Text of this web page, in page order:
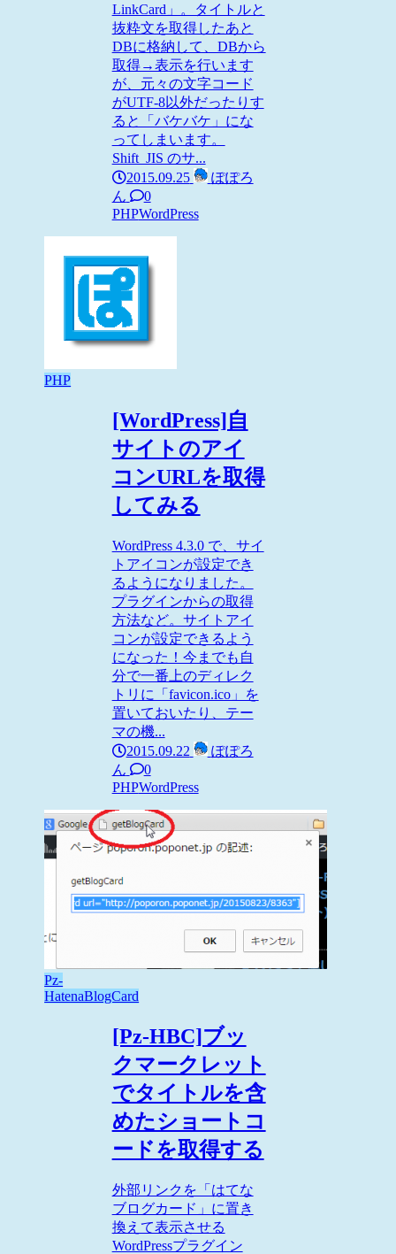
LinkCard」。タイトルと
抜粋文を取得したあと
DBに格納して、DBから
取得→表示を行います
が、元々の文字コード
がUTF-8以外だったりす
ると「バケバケ」にな
ってしまいます。
Shift_JIS のサ...
2015.09.25
ぽぽろ
ん
0
PHPWordPress
PHP
[WordPress]自
サイトのアイ
コンURLを取得
してみる
WordPress 4.3.0 で、サイ
トアイコンが設定でき
るようになりました。
プラグインからの取得
方法など。サイトアイ
コンが設定できるよう
になった！今までも自
分で一番上のディレク
トリに「favicon.ico」を
置いておいたり、テー
マの機...
2015.09.22
ぽぽろ
ん
0
PHPWordPress
Pz-
HatenaBlogCard
[Pz-HBC]ブッ
クマークレット
でタイトルを含
めたショートコ
ードを取得する
外部リンクを「はてな
ブログカード」に置き
換えて表示させる
WordPressプラグイン